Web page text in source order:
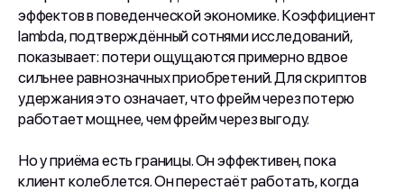
эффектов в поведенческой экономике. Коэффициент
lambda, подтверждённый сотнями исследований,
показывает: потери ощущаются примерно вдвое
сильнее равнозначных приобретений. Для скриптов
удержания это означает, что фрейм через потерю
работает мощнее, чем фрейм через выгоду.
Но у приёма есть границы. Он эффективен, пока
клиент колеблется. Он перестаёт работать, когда